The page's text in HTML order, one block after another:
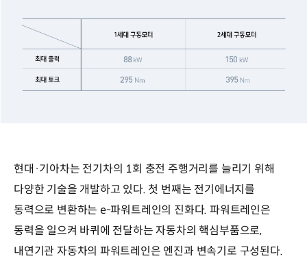
현대·기아차는 전기차의 1회 충전 주행거리를 늘리기 위해
다양한 기술을 개발하고 있다. 첫 번째는 전기에너지를
동력으로 변환하는 e-파워트레인의 진화다. 파워트레인은
동력을 일으켜 바퀴에 전달하는 자동차의 핵심부품으로,
내연기관 자동차의 파워트레인은 엔진과 변속기로 구성된다.